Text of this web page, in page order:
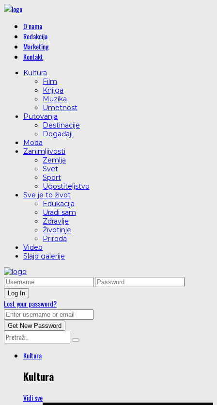
O nama
Redakcija
Marketing
Kontakt
Kultura
Film
Knjiga
Muzika
Umetnost
Putovanja
Destinacije
Događaji
Moda
Zanimljivosti
Zemlja
Svet
Sport
Ugostiteljstvo
Sve je to život
Edukacija
Uradi sam
Zdravlje
Životinje
Priroda
Video
Slajd galerije
Lost your password?
Kultura
Kultura
Vidi sve